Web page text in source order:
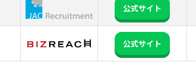
公式サイト
公式サイト